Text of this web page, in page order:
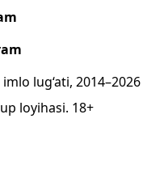
lug‘ati, 2014–2026
loyihasi. 18+